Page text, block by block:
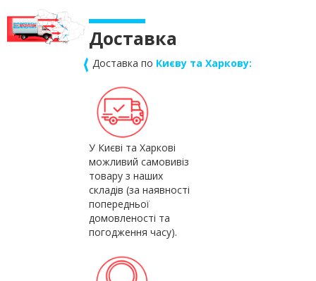
Доставка
‹ Доставка по Києву та Харкову:
У Києві та Харкові
можливий самовивіз
товару з наших
складів (за наявності
попередньої
домовленості та
погодження часу).